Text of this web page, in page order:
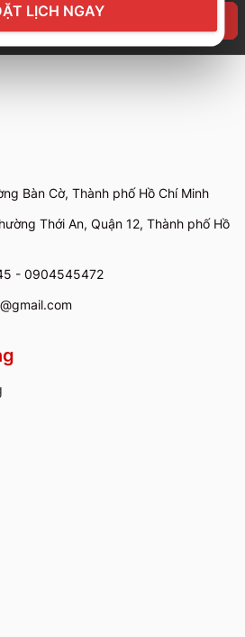
LỊCH NGAY
Bàn Cờ, Thành phố Hồ Chí Minh
Thới An, Quận 12, Thành phố Hồ
- 0904545472